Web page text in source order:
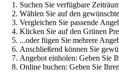
Suchen Sie verfügbare
Wählen Sie auf den
Vergleichen Sie passende
Klicken Sie auf den Grünen
...oder fügen Sie mehrere
Anschließend können Sie
Angebot einholen: Geben Sie
Online buchen: Geben Sie